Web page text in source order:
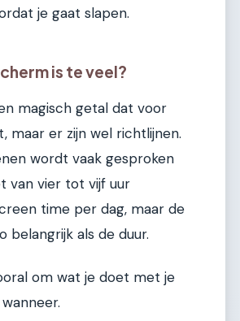
je gaat slapen.
is te veel?
magisch getal dat voor
maar er zijn wel richtlijnen.
wordt vaak gesproken
van vier tot vijf uur
time per dag, maar de
belangrijk als de duur.
om wat je doet met je